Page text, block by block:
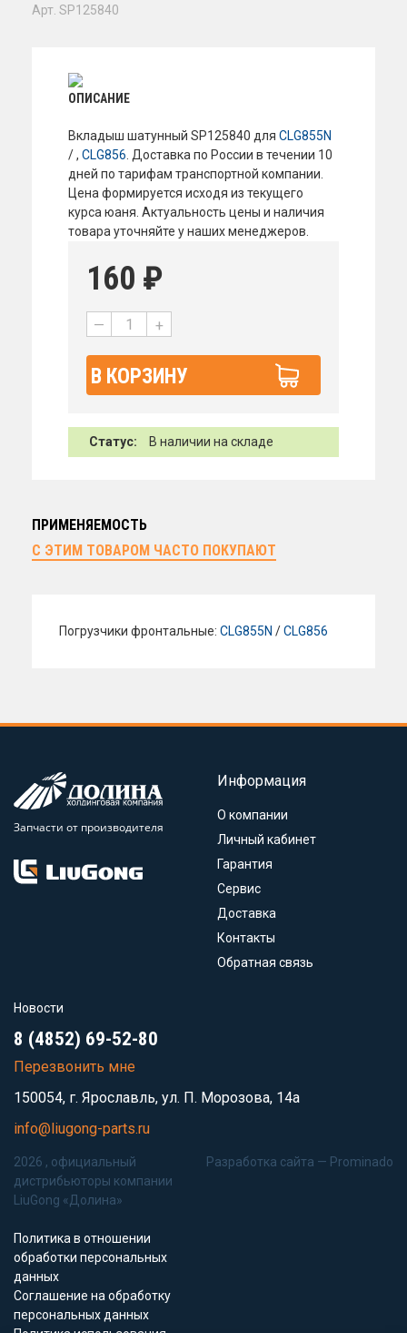
Арт. SP125840
ОПИСАНИЕ
Вкладыш шатунный SP125840 для CLG855N
/ , CLG856 . Доставка по России в течении 10
дней по тарифам транспортной компании.
Цена формируется исходя из текущего
курса юаня. Актуальность цены и наличия
товара уточняйте у наших менеджеров.
160 ₽
— +
В КОРЗИНУ
Статус: В наличии на складе
ПРИМЕНЯЕМОСТЬ
С ЭТИМ ТОВАРОМ ЧАСТО ПОКУПАЮТ
Погрузчики фронтальные: CLG855N /CLG856
Запчасти от производителя
Информация
О компании
Личный кабинет
Гарантия
Сервис
Доставка
Контакты
Обратная связь
Новости
8 (4852) 69-52-80
Перезвонить мне
150054, г. Ярославль, ул. П. Морозова, 14а
info@liugong-parts.ru
2026 , официальный
дистрибьюторы компании
LiuGong «Долина»
Политика в отношении
обработки персональных
данных
Соглашение на обработку
персональных данных
Разработка сайта — Prominado